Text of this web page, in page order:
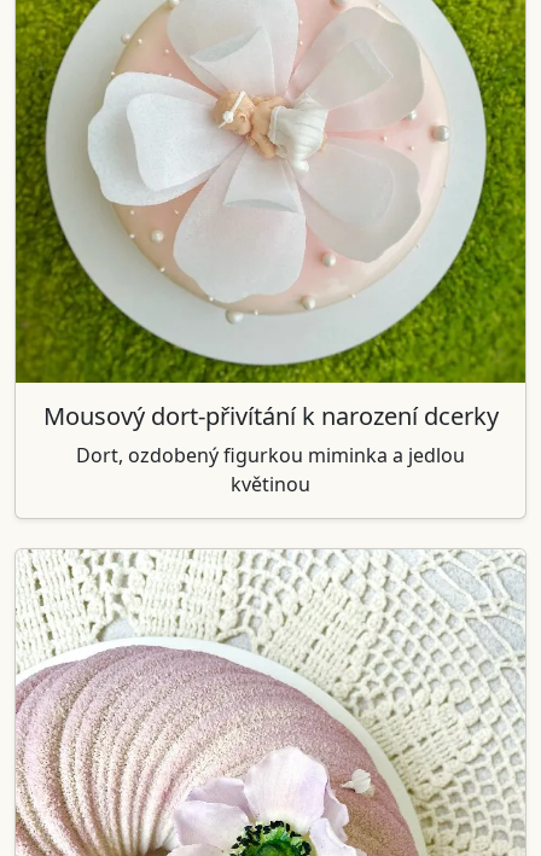
Mousový dort-přivítání k narození dcerky
Dort, ozdobený figurkou miminka a jedlou
květinou